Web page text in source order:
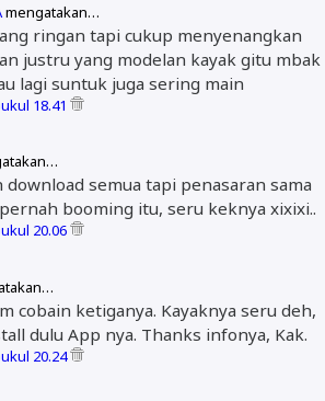
mengatakan…
ringan tapi cukup menyenangkan
justru yang modelan kayak gitu mbak
lagi suntuk juga sering main
18.41
semua tapi penasaran sama
booming itu, seru keknya xixixi..
20.06
cobain ketiganya. Kayaknya seru deh,
dulu App nya. Thanks infonya, Kak.
20.24